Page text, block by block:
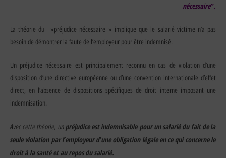
nécessaire’’.
La théorie du »préjudice nécessaire » implique que le salarié victime n’a pas
besoin de démontrer la faute de l’employeur pour être indemnisé.
Un préjudice nécessaire est principalement reconnu en cas de violation d’une
disposition d’une directive européenne ou d’une convention internationale d’effet
direct, en l’absence de dispositions spécifiques de droit interne imposant une
indemnisation.
Avec cette théorie, un préjudice est indemnisable pour un salarié du fait de la
seule violation par l’employeur d’une obligation légale en ce qui concerne le
droit à la santé et au repos du salarié.